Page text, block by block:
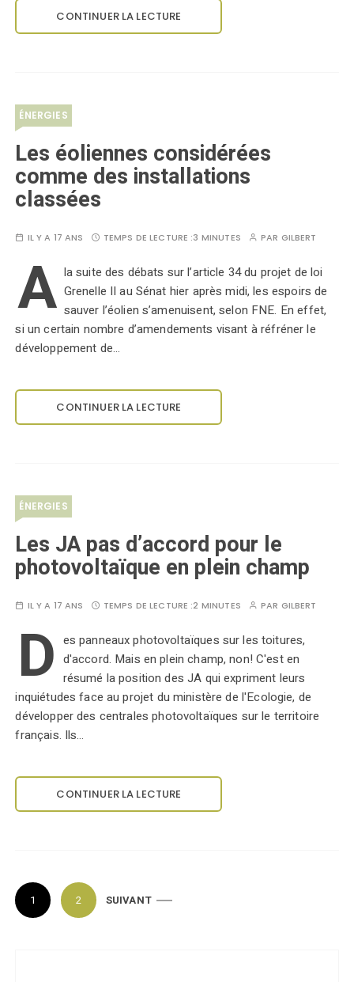
CONTINUER LA LECTURE
ÉNERGIES
Les éoliennes considérées
comme des installations
classées
IL Y A 17 ANS TEMPS DE LECTURE :3 MINUTES PAR GILBERT
A la suite des débats sur l’article 34 du projet de loi
Grenelle II au Sénat hier après midi, les espoirs de
sauver l’éolien s’amenuisent, selon FNE. En effet,
si un certain nombre d’amendements visant à réfréner le
développement de…
CONTINUER LA LECTURE
ÉNERGIES
Les JA pas d’accord pour le
photovoltaïque en plein champ
IL Y A 17 ANS TEMPS DE LECTURE :2 MINUTES PAR GILBERT
D es panneaux photovoltaïques sur les toitures,
d'accord. Mais en plein champ, non! C'est en
résumé la position des JA qui expriment leurs
inquiétudes face au projet du ministère de l'Ecologie, de
développer des centrales photovoltaïques sur le territoire
français. Ils…
CONTINUER LA LECTURE
P
a 1 2 SUIVANT